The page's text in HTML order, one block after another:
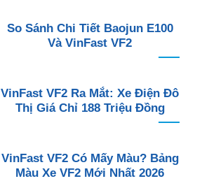
So Sánh Chi Tiết Baojun E100
Và VinFast VF2
VinFast VF2 Ra Mắt: Xe Điện Đô
Thị Giá Chỉ 188 Triệu Đồng
VinFast VF2 Có Mấy Màu? Bảng
Màu Xe VF2 Mới Nhất 2026